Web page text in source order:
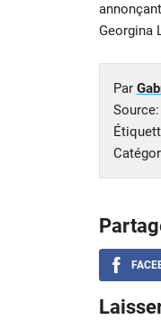
Georgina
Par
Source: